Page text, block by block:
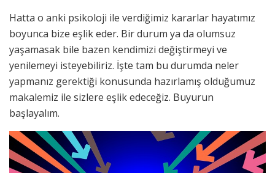
Hatta o anki psikoloji ile verdiğimiz kararlar hayatımız
boyunca bize eşlik eder. Bir durum ya da olumsuz
yaşamasak bile bazen kendimizi değiştirmeyi ve
yenilemeyi isteyebiliriz. İşte tam bu durumda neler
yapmanız gerektiği konusunda hazırlamış olduğumuz
makalemiz ile sizlere eşlik edeceğiz. Buyurun
başlayalım.